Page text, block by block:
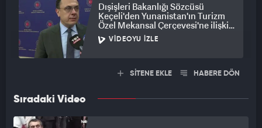
Dışişleri Bakanlığı Sözcüsü
Keçeli'den Yunanistan'ın Turizm
Özel Mekansal Çerçevesi'ne ilişkin
açıklama
VIDEOYU İZLE
SİTENE EKLE HABERE DÖN
Sıradaki Video